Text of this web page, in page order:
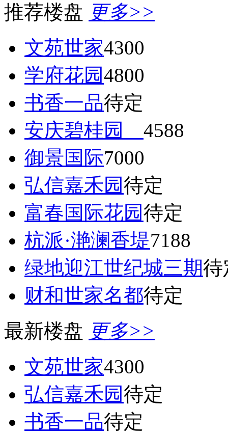
推荐楼盘 更多>>
文苑世家4300
学府花园4800
书香一品待定
安庆碧桂园 4588
御景国际7000
弘信嘉禾园待定
富春国际花园待定
杭派·滟澜香堤7188
绿地迎江世纪城三期待
财和世家名都待定
最新楼盘 更多>>
文苑世家4300
弘信嘉禾园待定
书香一品待定